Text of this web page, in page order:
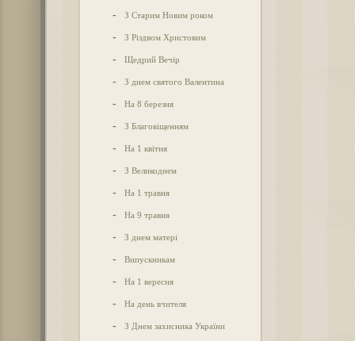
- З Старим Новим роком
- З Різдвом Христовим
- Щедрий Вечір
- З днем святого Валентина
- На 8 березня
- З Благовіщенням
- На 1 квітня
- З Великоднем
- На 1 травня
- На 9 травня
- З днем матері
- Випускникам
- На 1 вересня
- На день вчителя
- З Днем захисника України